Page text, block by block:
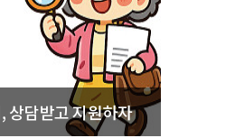
상담받고 지원하자